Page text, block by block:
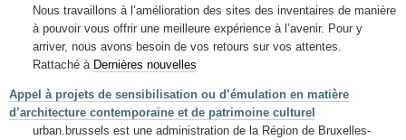
Nous travaillons à l’amélioration des sites des inventaires de manière
à pouvoir vous offrir une meilleure expérience à l’avenir. Pour y
arriver, nous avons besoin de vos retours sur vos attentes.
Rattaché à Dernières nouvelles
Appel à projets de sensibilisation ou d’émulation en matière
d’architecture contemporaine et de patrimoine culturel
urban.brussels est une administration de la Région de Bruxelles-